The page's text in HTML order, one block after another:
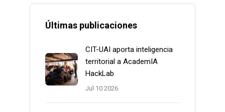
Últimas publicaciones
CIT-UAI aporta inteligencia
territorial a AcademIA
HackLab
Jul 10 2026